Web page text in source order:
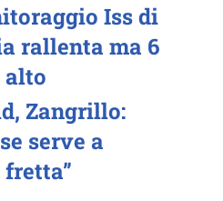
Iss di
rallenta ma 6
alto
Zangrillo:
serve a